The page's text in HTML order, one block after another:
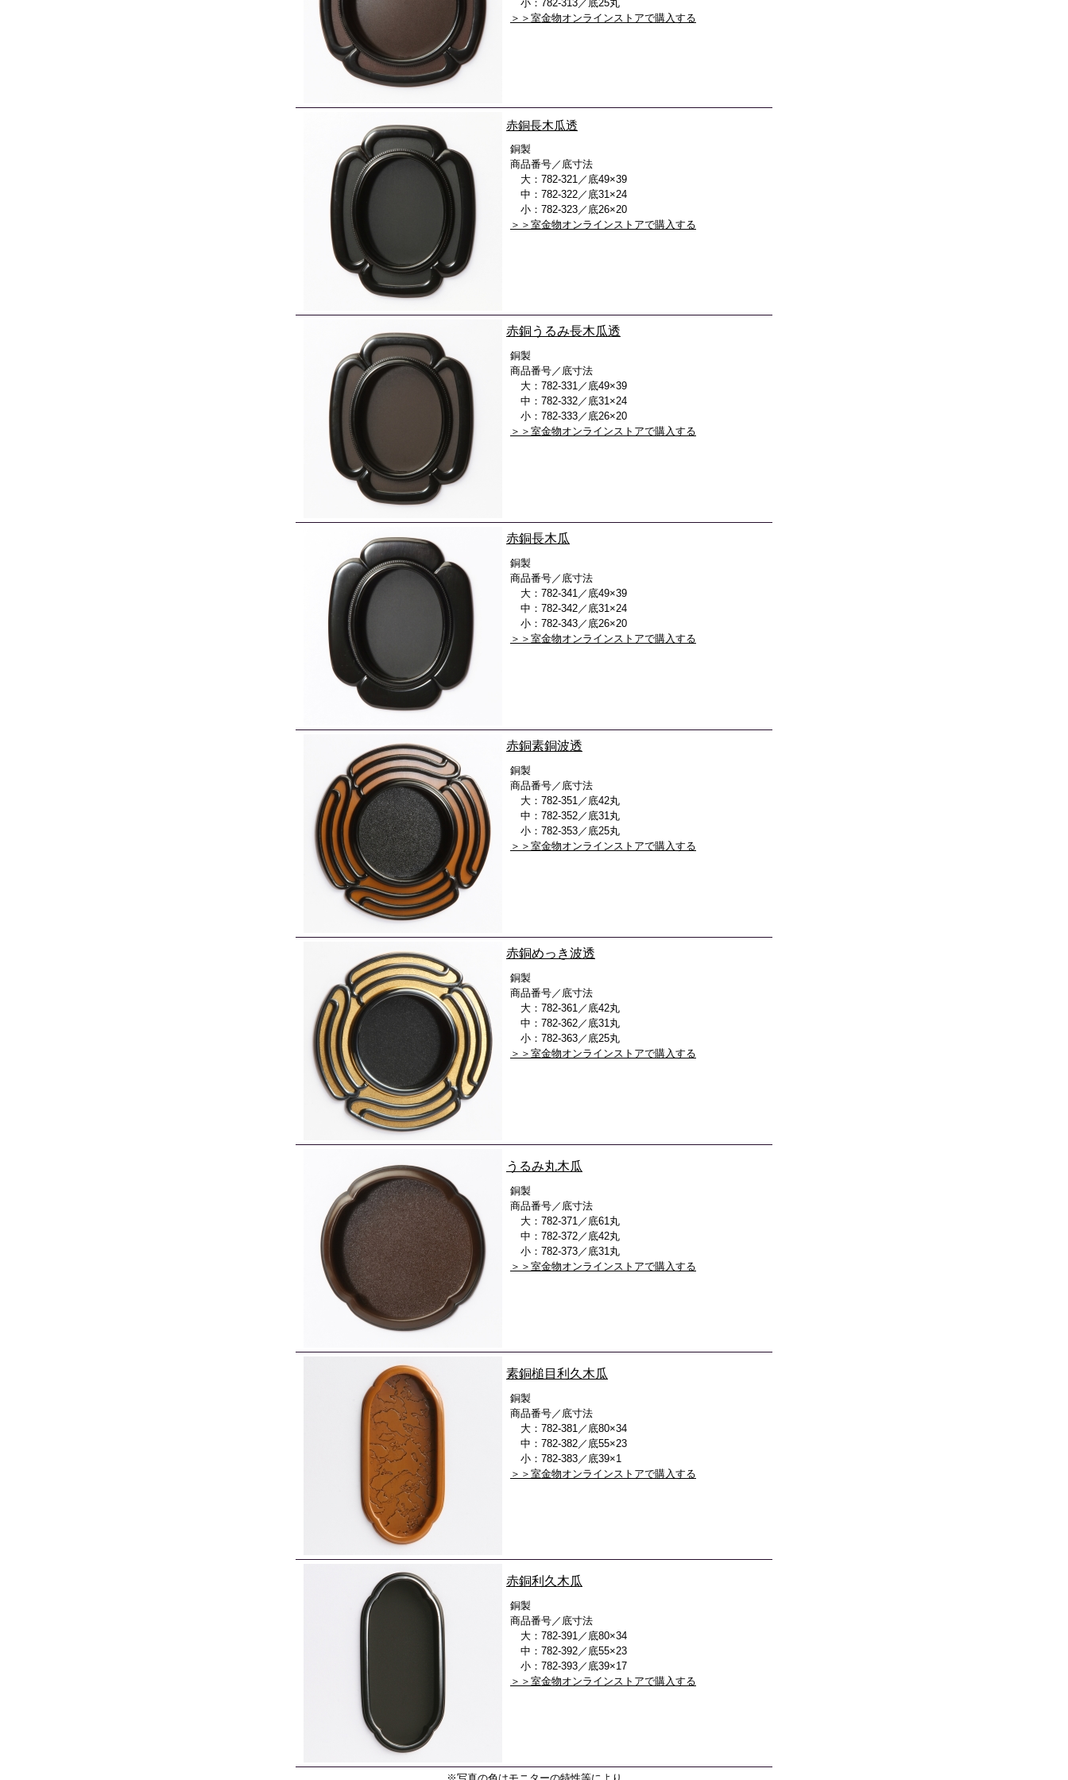
小：782-313／底25丸
＞＞室金物オンラインストアで購入する
赤銅長木瓜透
銅製
商品番号／底寸法
大：782-321／底49×39
中：782-322／底31×24
小：782-323／底26×20
＞＞室金物オンラインストアで購入する
赤銅うるみ長木瓜透
銅製
商品番号／底寸法
大：782-331／底49×39
中：782-332／底31×24
小：782-333／底26×20
＞＞室金物オンラインストアで購入する
赤銅長木瓜
銅製
商品番号／底寸法
大：782-341／底49×39
中：782-342／底31×24
小：782-343／底26×20
＞＞室金物オンラインストアで購入する
赤銅素銅波透
銅製
商品番号／底寸法
大：782-351／底42丸
中：782-352／底31丸
小：782-353／底25丸
＞＞室金物オンラインストアで購入する
赤銅めっき波透
銅製
商品番号／底寸法
大：782-361／底42丸
中：782-362／底31丸
小：782-363／底25丸
＞＞室金物オンラインストアで購入する
うるみ丸木瓜
銅製
商品番号／底寸法
大：782-371／底61丸
中：782-372／底42丸
小：782-373／底31丸
＞＞室金物オンラインストアで購入する
素銅槌目利久木瓜
銅製
商品番号／底寸法
大：782-381／底80×34
中：782-382／底55×23
小：782-383／底39×1
＞＞室金物オンラインストアで購入する
赤銅利久木瓜
銅製
商品番号／底寸法
大：782-391／底80×34
中：782-392／底55×23
小：782-393／底39×17
＞＞室金物オンラインストアで購入する